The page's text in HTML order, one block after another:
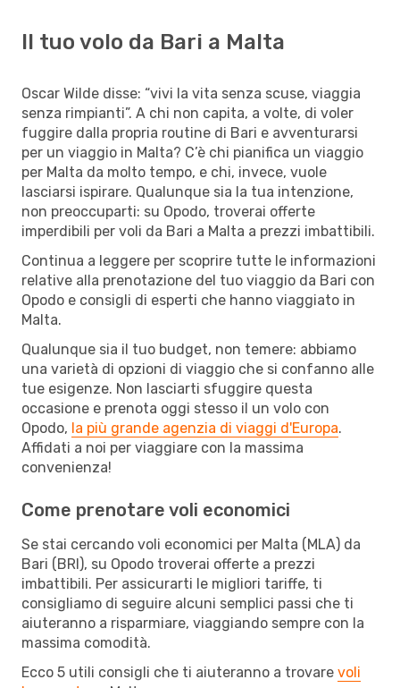
Il tuo volo da Bari a Malta
Oscar Wilde disse: “vivi la vita senza scuse, viaggia
senza rimpianti”. A chi non capita, a volte, di voler
fuggire dalla propria routine di Bari e avventurarsi
per un viaggio in Malta? C’è chi pianifica un viaggio
per Malta da molto tempo, e chi, invece, vuole
lasciarsi ispirare. Qualunque sia la tua intenzione,
non preoccuparti: su Opodo, troverai offerte
imperdibili per voli da Bari a Malta a prezzi imbattibili.
Continua a leggere per scoprire tutte le informazioni
relative alla prenotazione del tuo viaggio da Bari con
Opodo e consigli di esperti che hanno viaggiato in
Malta.
Qualunque sia il tuo budget, non temere: abbiamo
una varietà di opzioni di viaggio che si confanno alle
tue esigenze. Non lasciarti sfuggire questa
occasione e prenota oggi stesso il un volo con
Opodo, la più grande agenzia di viaggi d'Europa.
Affidati a noi per viaggiare con la massima
convenienza!
Come prenotare voli economici
Se stai cercando voli economici per Malta (MLA) da
Bari (BRI), su Opodo troverai offerte a prezzi
imbattibili. Per assicurarti le migliori tariffe, ti
consigliamo di seguire alcuni semplici passi che ti
aiuteranno a risparmiare, viaggiando sempre con la
massima comodità.
Ecco 5 utili consigli che ti aiuteranno a trovare voli